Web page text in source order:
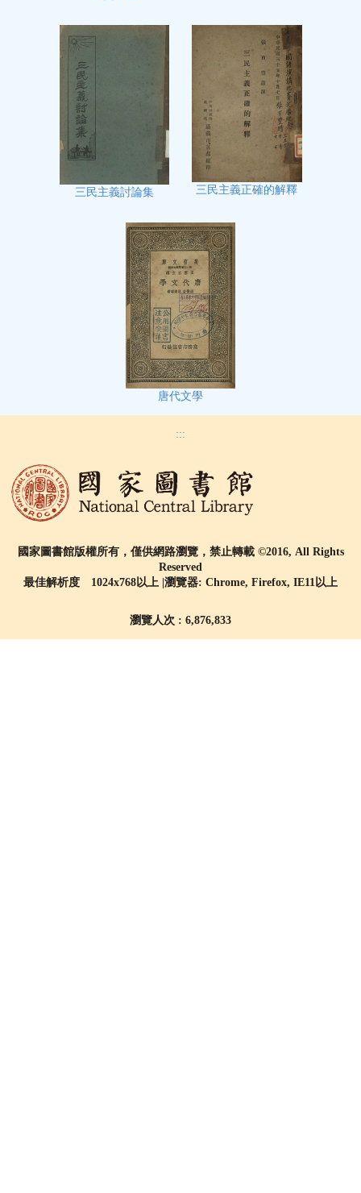
三民主義討論集 三民主義正確的解釋
唐代文學
:::
國家圖書館版權所有，僅供網路瀏覽，禁止轉載 ©2016, All Rights
Reserved
最佳解析度 1024x768以上 |瀏覽器: Chrome, Firefox, IE11以上
瀏覽人次 : 6,876,833